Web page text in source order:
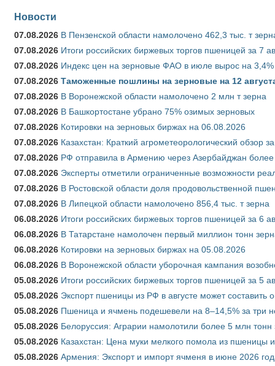
Новости
07.08.2026 В Пензенской области намолочено 462,3 тыс. т
07.08.2026 Итоги российских биржевых торгов пшеницей за 7
07.08.2026 Индекс цен на зерновые ФАО в июле вырос на 3,4%
07.08.2026 Таможенные пошлины на зерновые на 12
07.08.2026 В Воронежской области намолочено 2 млн т зерна
07.08.2026 В Башкортостане убрано 75% озимых зерновых
07.08.2026 Котировки на зерновых биржах на 06.08.2026
07.08.2026 Казахстан: Краткий агрометеорологический обзор
07.08.2026 РФ отправила в Армению через Азербайджан более
07.08.2026 Эксперты отметили ограниченные возможности
07.08.2026 В Ростовской области доля продовольственной
07.08.2026 В Липецкой области намолочено 856,4 тыс. т зерна
06.08.2026 Итоги российских биржевых торгов пшеницей за 6
06.08.2026 В Татарстане намолочен первый миллион тонн
06.08.2026 Котировки на зерновых биржах на 05.08.2026
06.08.2026 В Воронежской области уборочная кампания
05.08.2026 Итоги российских биржевых торгов пшеницей за 5
05.08.2026 Экспорт пшеницы из РФ в августе может составить
05.08.2026 Пшеница и ячмень подешевели на 8–14,5% за три
05.08.2026 Белоруссия: Аграрии намолотили более 5 млн тонн
05.08.2026 Казахстан: Цена муки мелкого помола из пшеницы
05.08.2026 Армения: Экспорт и импорт ячменя в июне 2026